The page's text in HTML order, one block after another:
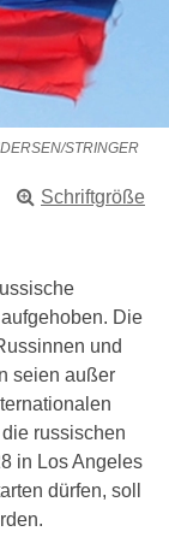
STRINGER
Schriftgröße
Die
und
seien außer
russischen
in Los Angeles
dürfen, soll